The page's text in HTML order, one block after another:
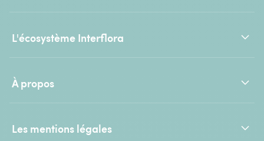
L'écosystème Interflora
À propos
Les mentions légales